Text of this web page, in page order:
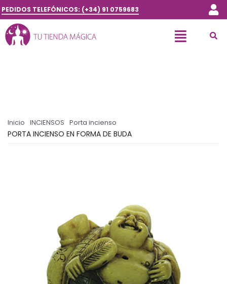
PEDIDOS TELEFÓNICOS: (+34) 91 0759683
Inicio INCIENSOS Porta incienso
PORTA INCIENSO EN FORMA DE BUDA